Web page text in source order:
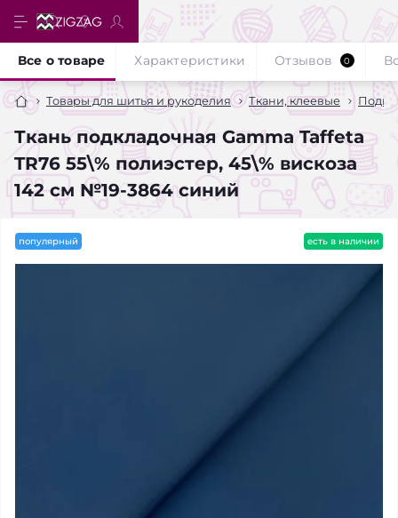
Товары для шитья и рукоделия Ткани, клеевые
Ткань подкладочная Gamma Taffeta
TR76 55\% полиэстер, 45\% вискоза
142 см №19-3864 синий
Все о товаре Характеристики Отзывов 0
популярный есть в наличии